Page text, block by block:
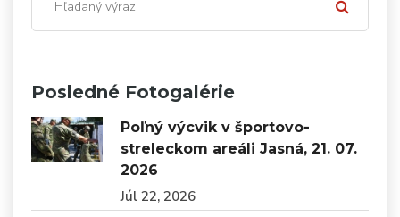
Posledné Fotogalérie
Poľný výcvik v športovo-
streleckom areáli Jasná, 21. 07.
2026
Júl 22, 2026